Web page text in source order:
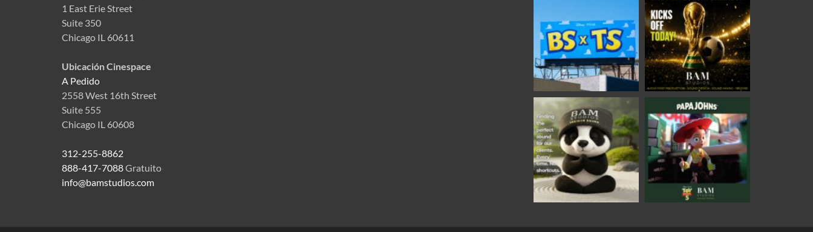
1 East Erie Street
Suite 350
Chicago IL 60611
Ubicación Cinespace
A Pedido
2558 West 16th Street
Suite 555
Chicago IL 60608
312-255-8862
888-417-7088Gratuito
info@bamstudios.com